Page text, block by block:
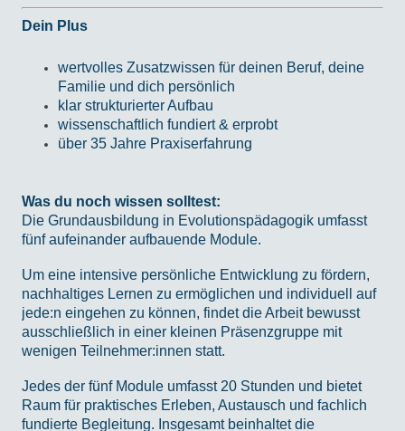
Dein Plus
wertvolles Zusatzwissen für deinen Beruf, deine
Familie und dich persönlich
klar strukturierter Aufbau
wissenschaftlich fundiert & erprobt
über 35 Jahre Praxiserfahrung
Was du noch wissen solltest:
Die Grundausbildung in Evolutionspädagogik umfasst
fünf aufeinander aufbauende Module.
Um eine intensive persönliche Entwicklung zu fördern,
nachhaltiges Lernen zu ermöglichen und individuell auf
jede:n eingehen zu können, findet die Arbeit bewusst
ausschließlich in einer kleinen Präsenzgruppe mit
wenigen Teilnehmer:innen statt.
Jedes der fünf Module umfasst 20 Stunden und bietet
Raum für praktisches Erleben, Austausch und fachlich
fundierte Begleitung. Insgesamt beinhaltet die